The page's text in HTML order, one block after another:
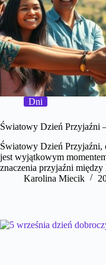
Dni
Światowy Dzień Przyjaźni
Światowy Dzień Przyjaźni,
jest wyjątkowym
znaczenia przyjaźni
Karolina Miecik